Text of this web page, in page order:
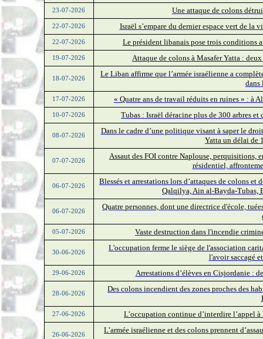
23-07-2026 Une attaque de colons
22-07-2026 Israël s’empare du dernier espace vert de
22-07-2026 Le président libanais pose trois conditions
19-07-2026 Attaque de colons à Masafer Yatta :
18-07-2026
Le Liban affirme que l’armée israélienne a
dans
17-07-2026 « Quatre ans de travail réduits en ruines » : à
10-07-2026 Tubas : Israël déracine plus de 300 arbres
08-07-2026
Dans le cadre d’une politique visant à saper le
Yatta un délai de
07-07-2026
Assaut des FOI contre Naplouse, perquisitions,
résidentiel,
06-07-2026
Blessés et arrestations lors d’attaques de colons et
Qalqilya, Ain al-Bayda-Tubas,
06-07-2026
Quatre personnes, dont une directrice d'école,
05-07-2026 Vaste destruction dans l'incendie
30-06-2026
L'occupation ferme le siège de l'association
l'avoir saccagé
29-06-2026 Arrestations d’élèves en Cisjordanie :
28-06-2026
Des colons incendient des zones proches des
27-06-2026 L’occupation continue d’interdire l’appel
26-06-2026
L’armée israélienne et des colons prennent